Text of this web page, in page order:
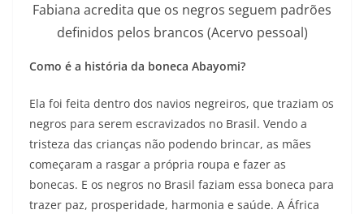
Fabiana acredita que os negros seguem padrões
definidos pelos brancos (Acervo pessoal)
Como é a história da boneca Abayomi?
Ela foi feita dentro dos navios negreiros, que traziam os
negros para serem escravizados no Brasil. Vendo a
tristeza das crianças não podendo brincar, as mães
começaram a rasgar a própria roupa e fazer as
bonecas. E os negros no Brasil faziam essa boneca para
trazer paz, prosperidade, harmonia e saúde. A África